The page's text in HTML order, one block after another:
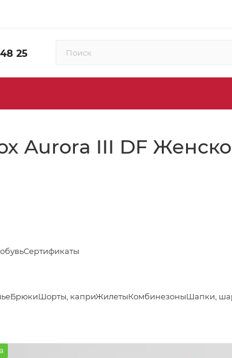
25
Aurora III DF
Сертификаты
БрюкиШорты, каприЖилетыКомбинезоныШапки,